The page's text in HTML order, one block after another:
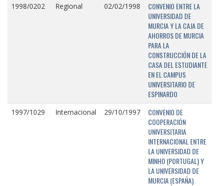
1998/0202 Regional 02/02/1998
CONVENIO ENTRE LA
UNIVERSIDAD DE
MURCIA Y LA CAJA DE
AHORROS DE MURCIA
PARA LA
CONSTRUCCIÓN DE LA
CASA DEL ESTUDIANTE
EN EL CAMPUS
UNIVERSITARIO DE
ESPINARDO
1997/1029 Internacional 29/10/1997
CONVENIO DE
COOPERACIÓN
UNIVERSITARIA
INTERNACIONAL ENTRE
LA UNIVERSIDAD DE
MINHO (PORTUGAL) Y
LA UNIVERSIDAD DE
MURCIA (ESPAÑA)